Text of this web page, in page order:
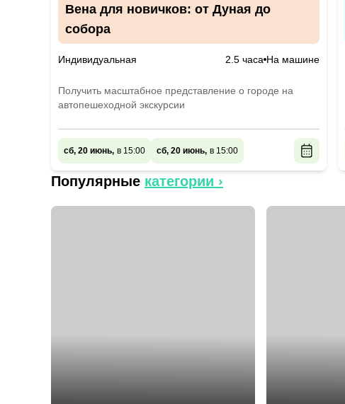
Вена для новичков: от Дуная до
собора
Индивидуальная 2.5 часа На машине
Получить масштабное представление о городе на
автопешеходной экскурсии
сб, 20 июнь, в 15:00 сб, 20 июнь, в 15:00
Популярные категории ›